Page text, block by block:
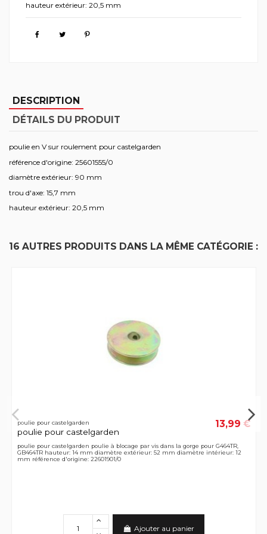
hauteur extérieur: 20,5 mm
DESCRIPTION
DÉTAILS DU PRODUIT
poulie en V sur roulement pour castelgarden
référence d'origine: 25601555/0
diamètre extérieur: 90 mm
trou d'axe: 15,7 mm
hauteur extérieur: 20,5 mm
16 AUTRES PRODUITS DANS LA MÊME CATÉGORIE :
poulie pour castelgarden
poulie pour castelgarden
13,99 €
poulie pour castelgarden poulie à blocage par vis dans la gorge pour G464TR,
GB464TR hauteur: 14 mm diamètre extérieur: 52 mm diamètre intérieur: 12
mm référence d'origine: 22601901/0
Ajouter au panier